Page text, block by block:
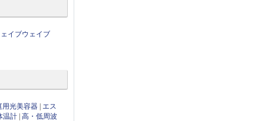
イブウェイブ
用光美容器
エス
温計 |高・低周波